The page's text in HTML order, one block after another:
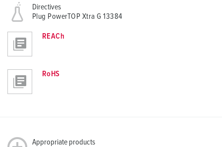
Directives
Plug PowerTOP Xtra G 13384
REACh
RoHS
Appropriate products